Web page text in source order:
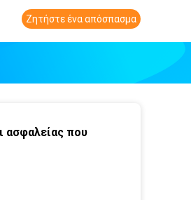
Ζητήστε ένα απόσπασμα
ασφαλείας που